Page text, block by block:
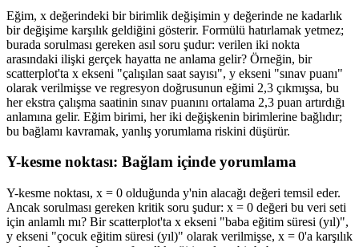
Eğim, x değerindeki bir birimlik değişimin y değerinde ne kadarlık
bir değişime karşılık geldiğini gösterir. Formülü hatırlamak yetmez;
burada sorulması gereken asıl soru şudur: verilen iki nokta
arasındaki ilişki gerçek hayatta ne anlama gelir? Örneğin, bir
scatterplot'ta x ekseni "çalışılan saat sayısı", y ekseni "sınav puanı"
olarak verilmişse ve regresyon doğrusunun eğimi 2,3 çıkmışsa, bu
her ekstra çalışma saatinin sınav puanını ortalama 2,3 puan artırdığı
anlamına gelir. Eğim birimi, her iki değişkenin birimlerine bağlıdır;
bu bağlamı kavramak, yanlış yorumlama riskini düşürür.
Y-kesme noktası: Bağlam içinde yorumlama
Y-kesme noktası, x = 0 olduğunda y'nin alacağı değeri temsil eder.
Ancak sorulması gereken kritik soru şudur: x = 0 değeri bu veri seti
için anlamlı mı? Bir scatterplot'ta x ekseni "baba eğitim süresi (yıl)",
y ekseni "çocuk eğitim süresi (yıl)" olarak verilmişse, x = 0'a karşılık